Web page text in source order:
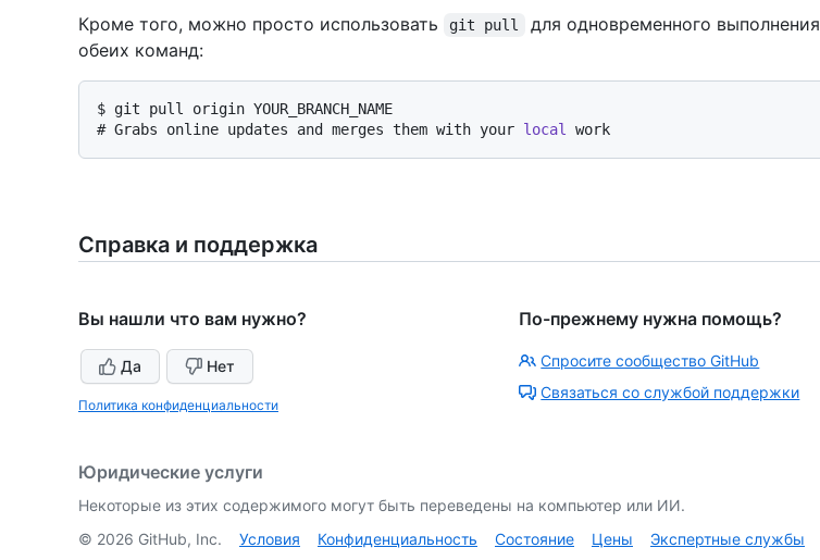
Кроме того, можно просто использовать git pull
для одновременного выполнения
обеих команд:
$ git pull origin YOUR_BRANCH_NAME
# Grabs online updates and merges them with your local work
Справка и поддержка
Вы нашли что вам нужно?
Да Нет
Политика конфиденциальности
По-прежнему нужна помощь?
Спросите сообщество GitHub
Связаться со службой поддержки
Юридические услуги
Некоторые из этих содержимого могут быть переведены на компьютер или ИИ.
© 2026 GitHub, Inc. Условия Конфиденциальность Состояние Цены Экспертные службы